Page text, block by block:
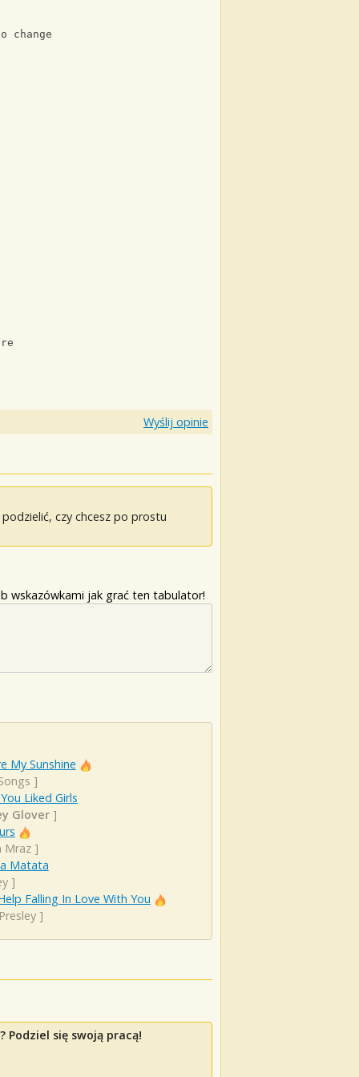
change
Wyślij opinie
czy chcesz po prostu
wskazówkami jak grać ten tabulator!
My Sunshine
]
Liked Girls
Glover]
Mraz]
Matata
]
Falling In Love With You
]
Podziel się swoją pracą!